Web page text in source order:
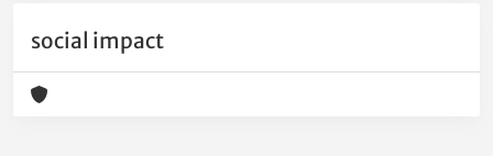
social impact